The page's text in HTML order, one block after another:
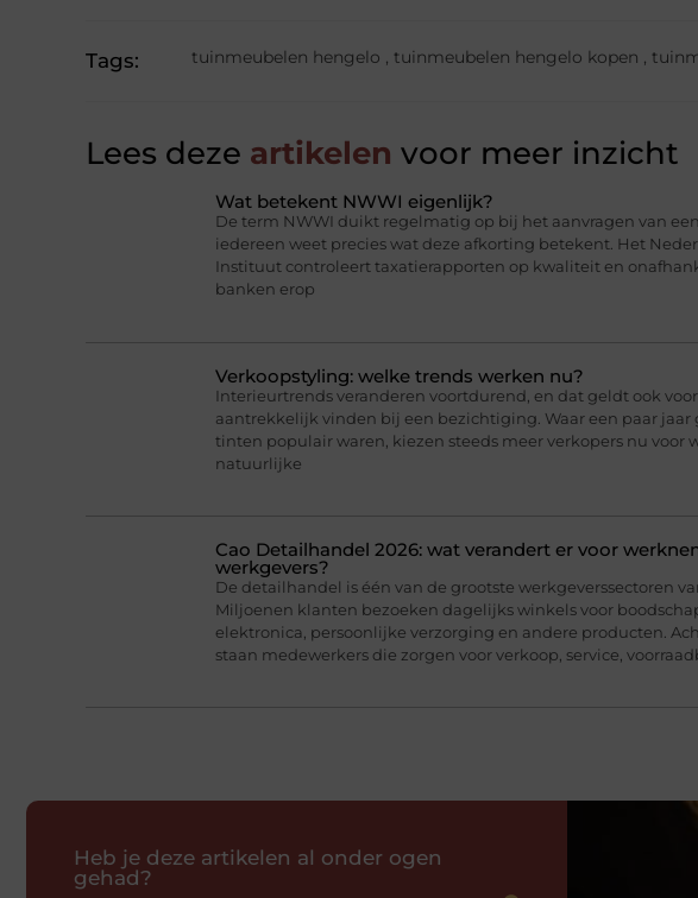
Tags: tuinmeubelen hengelo , tuinmeubelen hengelo kopen ,
Lees deze artikelen voor meer inzicht
Wat betekent NWWI eigenlijk?
De term NWWI duikt regelmatig op bij het aanvragen van
iedereen weet precies wat deze afkorting betekent. Het
Instituut controleert taxatierapporten op kwaliteit en
banken erop
Verkoopstyling: welke trends werken nu?
Interieurtrends veranderen voortdurend, en dat geldt ook
aantrekkelijk vinden bij een bezichtiging. Waar een paar jaar
tinten populair waren, kiezen steeds meer verkopers nu voor
natuurlijke
Cao Detailhandel 2026: wat verandert er voor
werkgevers?
De detailhandel is één van de grootste werkgeverssectoren
Miljoenen klanten bezoeken dagelijks winkels voor
elektronica, persoonlijke verzorging en andere producten.
staan medewerkers die zorgen voor verkoop, service,
Heb je deze artikelen al onder ogen
gehad?